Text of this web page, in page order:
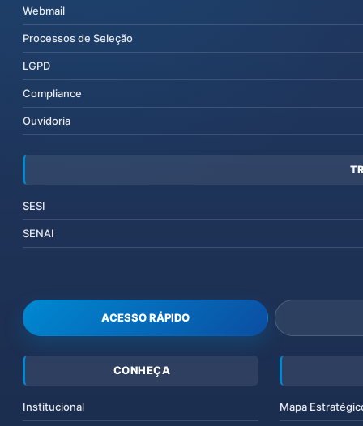
Webmail
Processos de Seleção
LGPD
Compliance
Ouvidoria
SESI
SENAI
ACESSO RÁPIDO
CONHEÇA
Institucional Mapa